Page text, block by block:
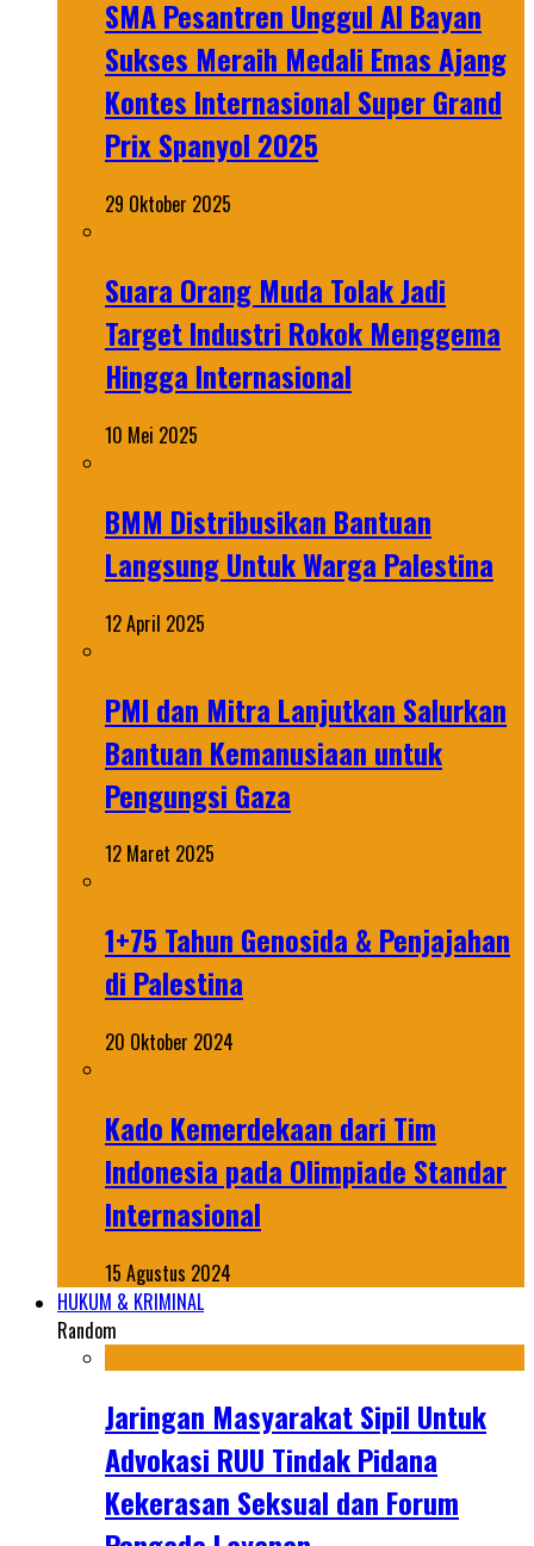
SMA Pesantren Unggul Al Bayan
Sukses Meraih Medali Emas Ajang
Kontes Internasional Super Grand
Prix Spanyol 2025
29 Oktober 2025
Suara Orang Muda Tolak Jadi
Target Industri Rokok Menggema
Hingga Internasional
10 Mei 2025
BMM Distribusikan Bantuan
Langsung Untuk Warga Palestina
12 April 2025
PMI dan Mitra Lanjutkan Salurkan
Bantuan Kemanusiaan untuk
Pengungsi Gaza
12 Maret 2025
1+75 Tahun Genosida & Penjajahan
di Palestina
20 Oktober 2024
Kado Kemerdekaan dari Tim
Indonesia pada Olimpiade Standar
Internasional
15 Agustus 2024
HUKUM & KRIMINAL
Random
Jaringan Masyarakat Sipil Untuk
Advokasi RUU Tindak Pidana
Kekerasan Seksual dan Forum